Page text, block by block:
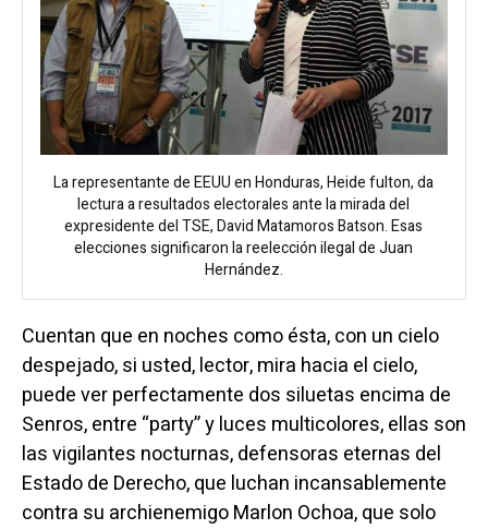
La representante de EEUU en Honduras, Heide fulton, da
lectura a resultados electorales ante la mirada del
expresidente del TSE, David Matamoros Batson. Esas
elecciones significaron la reelección ilegal de Juan
Hernández.
Cuentan que en noches como ésta, con un cielo
despejado, si usted, lector, mira hacia el cielo,
puede ver perfectamente dos siluetas encima de
Senros, entre “party” y luces multicolores, ellas son
las vigilantes nocturnas, defensoras eternas del
Estado de Derecho, que luchan incansablemente
contra su archienemigo Marlon Ochoa, que solo